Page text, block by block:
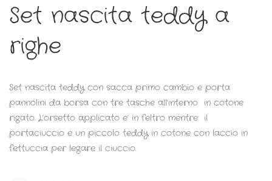
Set nascita teddy a
righe
Set nascita teddy con sacca primo cambio e porta
pannolini da borsa con tre tasche all’interno in cotone
rigato. L’orsetto applicato e’ in feltro mentre il
portaciuccio e un piccolo teddy in cotone con laccio in
fettuccia per legare il ciuccio.